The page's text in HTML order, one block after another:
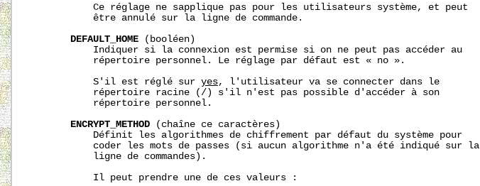
           Ce réglage ne sapplique pas pour les utilisateurs système, et peut
           être annulé sur la ligne de commande.
DEFAULT_HOME (booléen)
           Indiquer si la connexion est permise si on ne peut pas accéder au
           répertoire personnel. Le réglage par défaut est « no ».
           S'il est réglé sur
yes, l'utilisateur va se connecter dans le
           répertoire racine (/) s'il n'est pas possible d'accéder à son
           répertoire personnel.
ENCRYPT_METHOD (chaîne ce caractères)
           Définit les algorithmes de chiffrement par défaut du système pour
           coder les mots de passes (si aucun algorithme n'a été indiqué sur la
           ligne de commandes).
           Il peut prendre une de ces valeurs :